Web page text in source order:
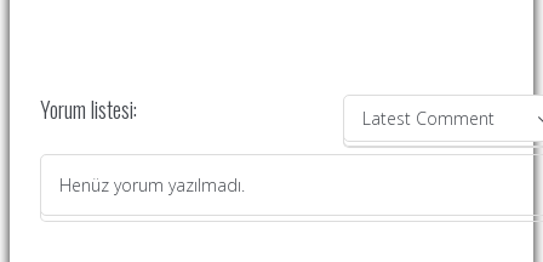
Latest Comment
Yorum listesi:
Henüz yorum yazılmadı.